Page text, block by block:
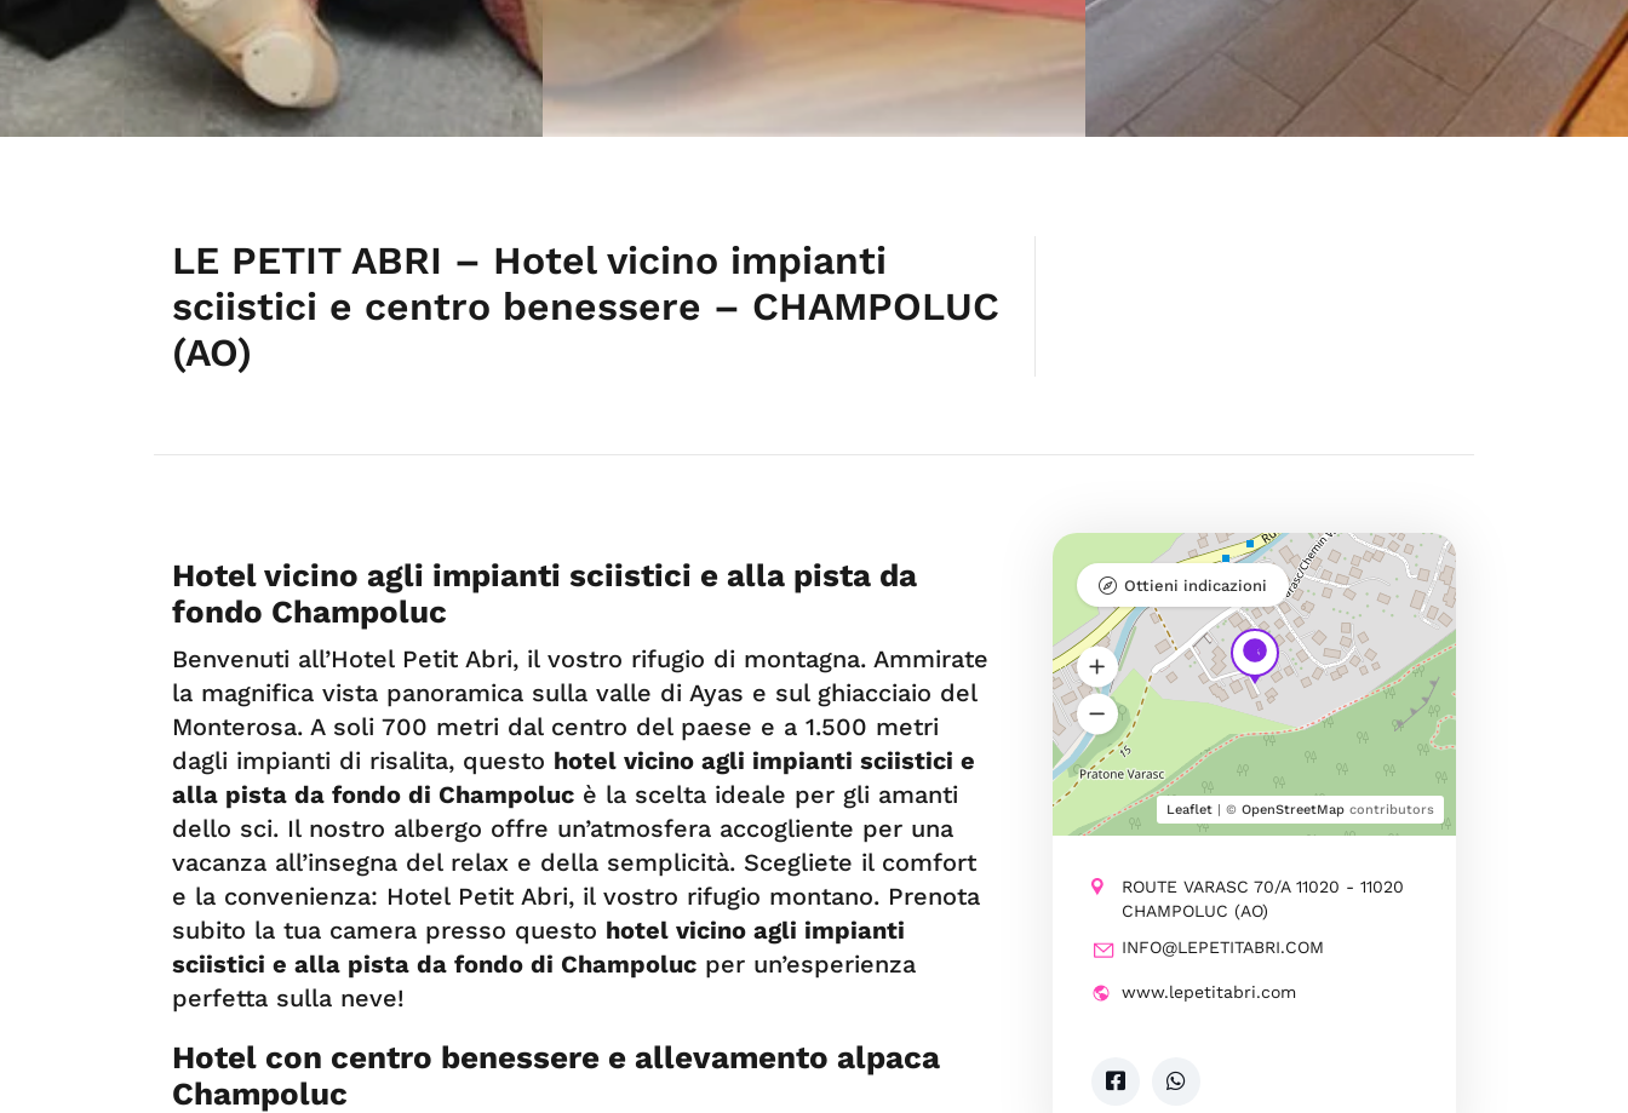
LE PETIT ABRI – Hotel vicino impianti
sciistici e centro benessere – CHAMPOLUC
(AO)
Hotel vicino agli impianti sciistici e alla pista da
fondo Champoluc
Benvenuti all’Hotel Petit Abri, il vostro rifugio di montagna. Ammirate
la magnifica vista panoramica sulla valle di Ayas e sul ghiacciaio del
Monterosa. A soli 700 metri dal centro del paese e a 1.500 metri
dagli impianti di risalita, questo hotel vicino agli impianti sciistici e
alla pista da fondo di Champoluc è la scelta ideale per gli amanti
dello sci. Il nostro albergo offre un’atmosfera accogliente per una
vacanza all’insegna del relax e della semplicità. Scegliete il comfort
e la convenienza: Hotel Petit Abri, il vostro rifugio montano. Prenota
subito la tua camera presso questo hotel vicino agli impianti
sciistici e alla pista da fondo di Champoluc per un’esperienza
perfetta sulla neve!
Hotel con centro benessere e allevamento alpaca
Champoluc
Leaflet| © OpenStreetMapcontributors
Ottieni indicazioni
ROUTE VARASC 70/A 11020 - 11020
CHAMPOLUC (AO)
INFO@LEPETITABRI.COM
www.lepetitabri.com